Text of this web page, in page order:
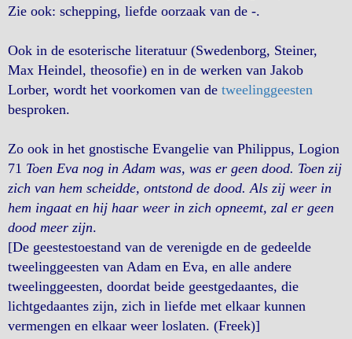
Zie ook: schepping, liefde oorzaak van de -.
Ook in de esoterische literatuur (Swedenborg, Steiner,
Max Heindel, theosofie) en in de werken van Jakob
Lorber, wordt het voorkomen van de tweelinggeesten
besproken.
Zo ook in het gnostische Evangelie van Philippus, Logion
71 Toen Eva nog in Adam was, was er geen dood. Toen zij
zich van hem scheidde, ontstond de dood. Als zij weer in
hem ingaat en hij haar weer in zich opneemt, zal er geen
dood meer zijn.
[De geestestoestand van de verenigde en de gedeelde
tweelinggeesten van Adam en Eva, en alle andere
tweelinggeesten, doordat beide geestgedaantes, die
lichtgedaantes zijn, zich in liefde met elkaar kunnen
vermengen en elkaar weer loslaten. (Freek)]